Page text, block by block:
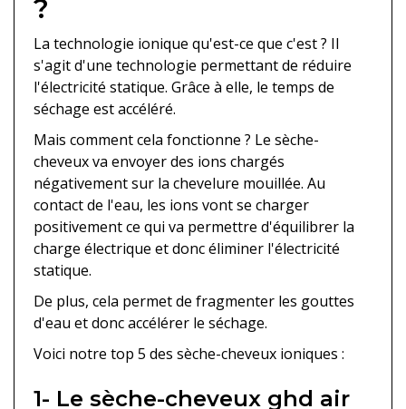
?
La technologie ionique qu'est-ce que c'est ? Il
s'agit d'une technologie permettant de réduire
l'électricité statique. Grâce à elle, le temps de
séchage est accéléré.
Mais comment cela fonctionne ? Le sèche-
cheveux va envoyer des ions chargés
négativement sur la chevelure mouillée. Au
contact de l'eau, les ions vont se charger
positivement ce qui va permettre d'équilibrer la
charge électrique et donc éliminer l'électricité
statique.
De plus, cela permet de fragmenter les gouttes
d'eau et donc accélérer le séchage.
Voici notre top 5 des sèche-cheveux ioniques :
1- Le sèche-cheveux ghd air